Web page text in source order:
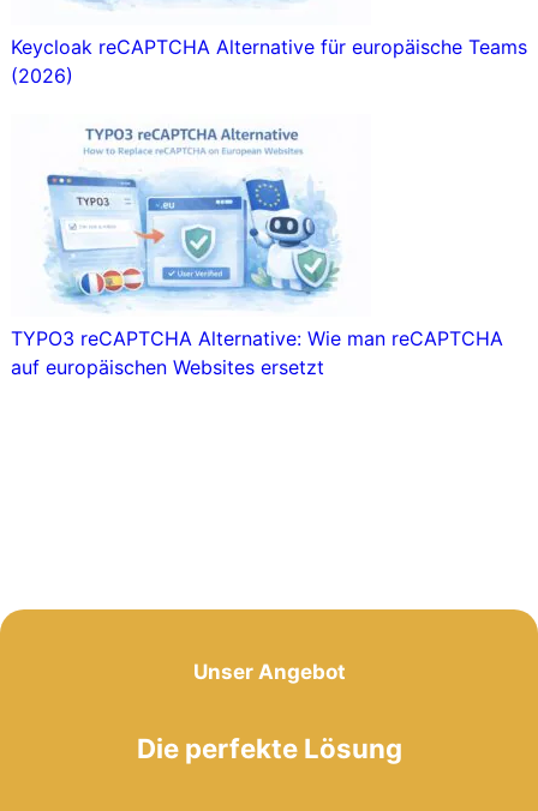
Keycloak reCAPTCHA Alternative für europäische Teams
(2026)
TYPO3 reCAPTCHA Alternative: Wie man reCAPTCHA
auf europäischen Websites ersetzt
Unser Angebot
Die perfekte Lösung